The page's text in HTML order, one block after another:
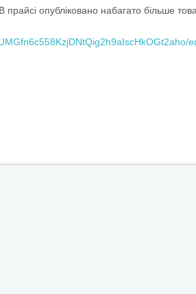
опубліковано набагато більше